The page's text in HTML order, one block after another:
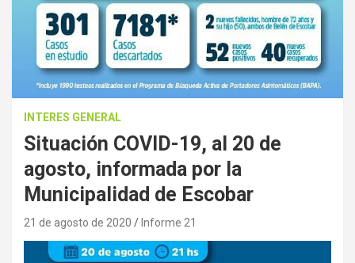
INTERES GENERAL
Situación COVID-19, al 20 de
agosto, informada por la
Municipalidad de Escobar
21 de agosto de 2020 Informe 21